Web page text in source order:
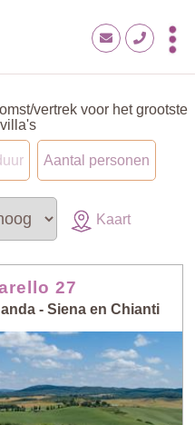
vertrek voor het grootste
Aantal personen
Kaart
27
- Siena en Chianti